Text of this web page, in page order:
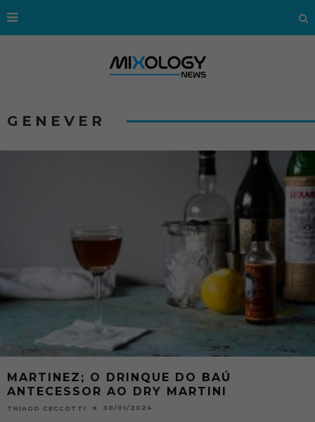
GENEVER
MARTINEZ; O DRINQUE DO BAÚ
ANTECESSOR AO DRY MARTINI
THIAGO CECCOTTI 30/01/2024